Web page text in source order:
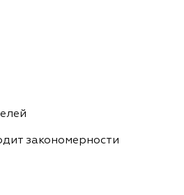
закономерности